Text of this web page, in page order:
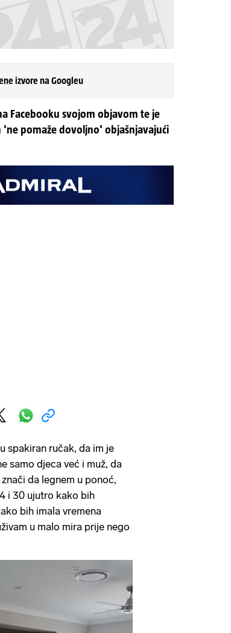
izvore na Googleu
Facebooku svojom objavom te je
pomaže dovoljno' objašnjavajući
spakiran ručak, da im je
samo djeca već i muž, da
da legnem u ponoć,
i 30 ujutro kako bih
bih imala vremena
u malo mira prije nego